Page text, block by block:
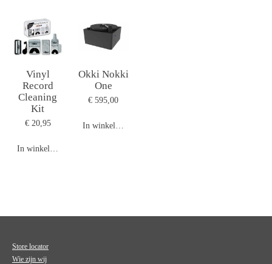
Vinyl
Record
Cleaning
Kit
€ 20,95
In winkelwagen
Okki Nokki
One
€ 595,00
In winkelwagen
Store locator
Wie zijn wij